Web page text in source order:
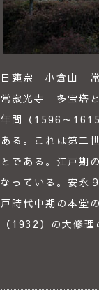
日蓮宗 小倉山 常
常寂光寺 多宝塔
年間（1596～
ある。これは第二
とである。江戸期
なっている。安永
戸時代中期の本堂
（1932）の大修